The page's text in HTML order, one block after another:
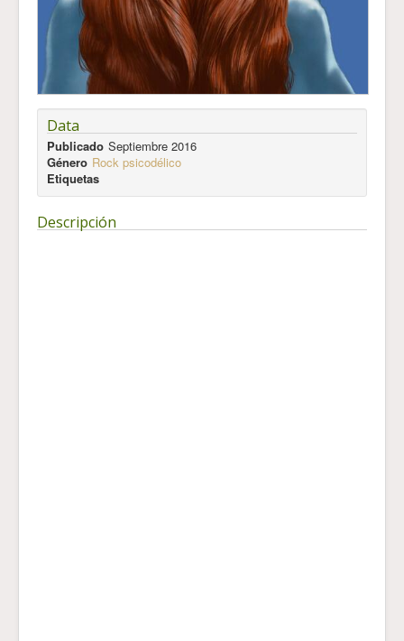
Data
Publicado Septiembre 2016
Género Rock psicodélico
Etiquetas
Descripción